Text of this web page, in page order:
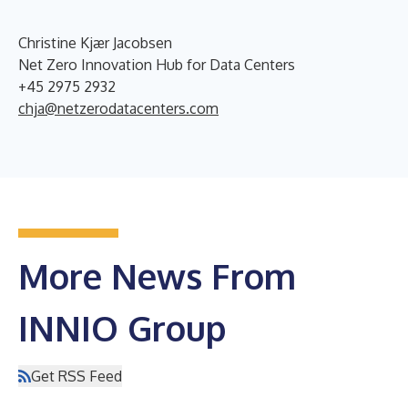
Christine Kjær Jacobsen
Net Zero Innovation Hub for Data Centers
+45 2975 2932
chja@netzerodatacenters.com
More News From
INNIO Group
Get RSS Feed